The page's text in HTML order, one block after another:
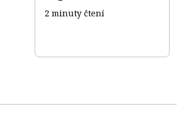
2 minuty čtení